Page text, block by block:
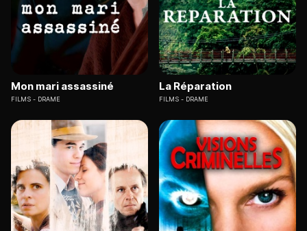
Mon mari assassiné
FILMS DRAME
La Réparation
FILMS DRAME